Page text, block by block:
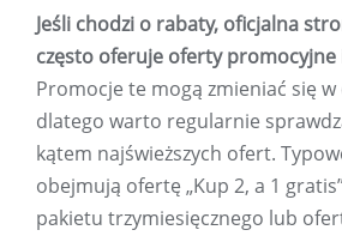
Jeśli chodzi o rabaty, oficjalna
często oferuje oferty
Promocje te mogą zmieniać się
dlatego warto regularnie
kątem najświeższych ofert.
obejmują ofertę „Kup 2, a 1
pakietu trzymiesięcznego lub